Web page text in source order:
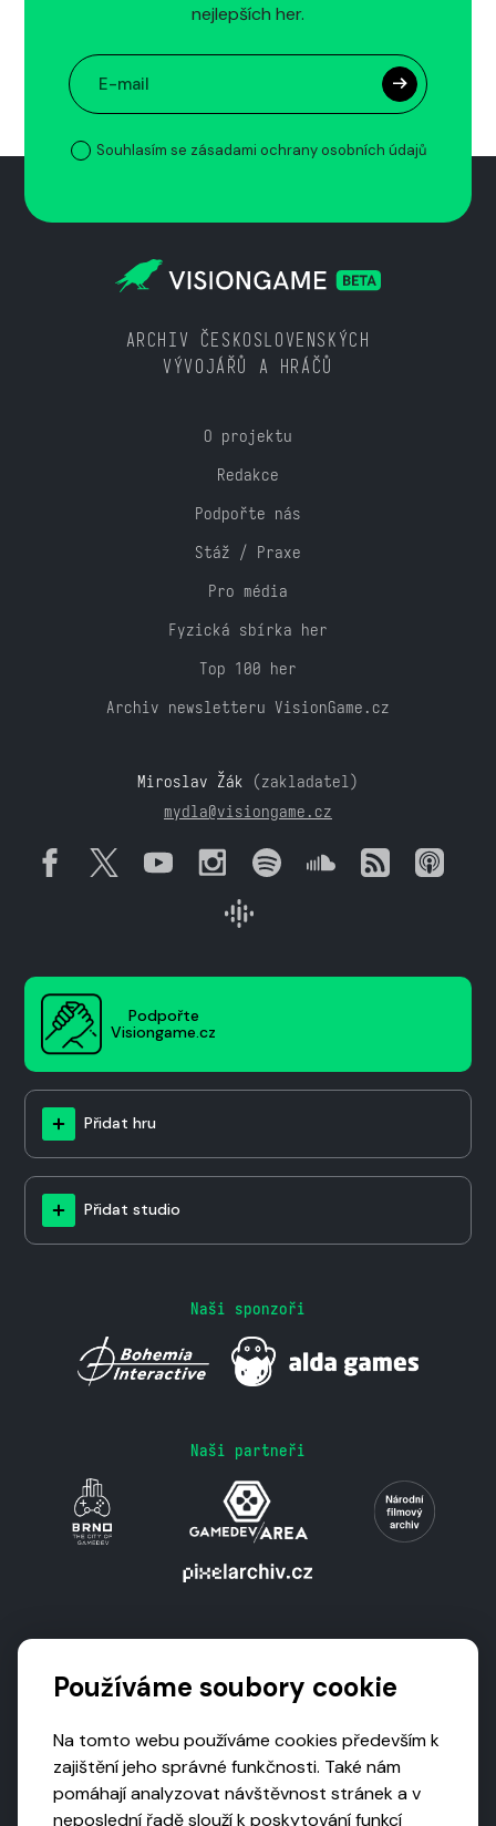
nejlepších her.
Souhlasím se zásadami ochrany osobních údajů
ARCHIV ČESKOSLOVENSKÝCH
VÝVOJÁŘŮ A HRÁČŮ
O projektu
Redakce
Podpořte nás
Stáž / Praxe
Pro média
Fyzická sbírka her
Top 100 her
Archiv newsletteru VisionGame.cz
Miroslav Žák (zakladatel)
mydla@visiongame.cz
Podpořte
Visiongame.cz
Přidat hru
Přidat studio
Naši sponzoři
Naši partneři
Používáme soubory cookie
Na tomto webu používáme cookies především k
zajištění jeho správné funkčnosti. Také nám
pomáhají analyzovat návštěvnost stránek a v
neposlední řadě slouží k poskytování funkcí